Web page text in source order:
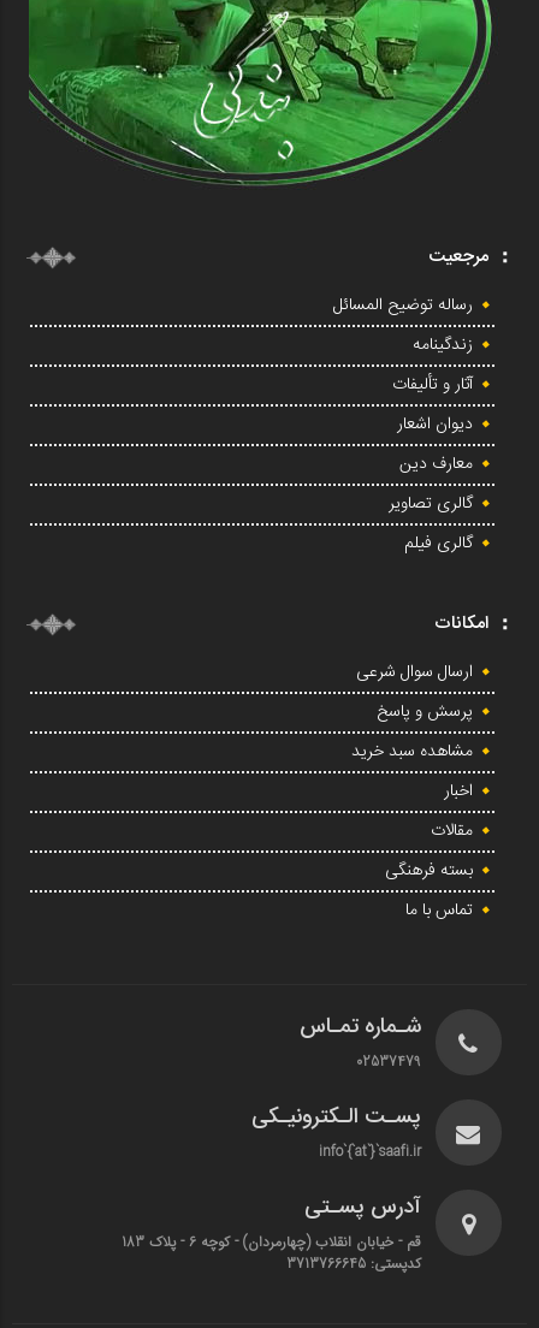
مرجعیت
رساله توضیح المسائل
زندگینامه
آثار و تألیفات
دیوان اشعار
معارف دین
گالری تصاویر
گالری فیلم
امکانات
ارسال سوال شرعی
پرسش و پاسخ
مشاهده سبد خرید
اخبار
مقالات
بسته فرهنگی
تماس با ما
شـماره تمـاس
02537479
پسـت الـکترونیـکی
info`{`at`}`saafi.ir
آدرس پسـتی
قم - خیابان انقلاب (چهارمردان)‌ - کوچه 6 - پلاک 183
کدپستی: 3713766645